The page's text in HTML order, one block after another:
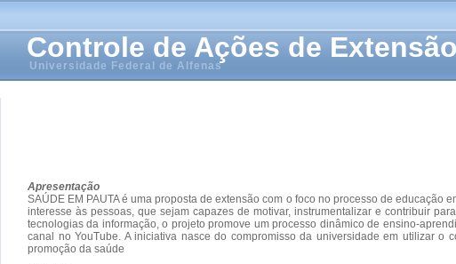
Controle de Ações de Extensão
Universidade Federal de Alfenas
Apresentação
SAÚDE EM PAUTA é uma proposta de extensão com o foco no processo de
interesse às pessoas, que sejam capazes de motivar, instrumentalizar e contribuir
tecnologias da informação, o projeto promove um processo dinâmico de ensino-
canal no YouTube. A iniciativa nasce do compromisso da universidade em utilizar
promoção da saúde